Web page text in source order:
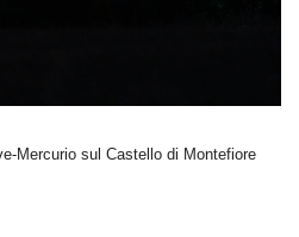
Mercurio sul Castello di Montefiore